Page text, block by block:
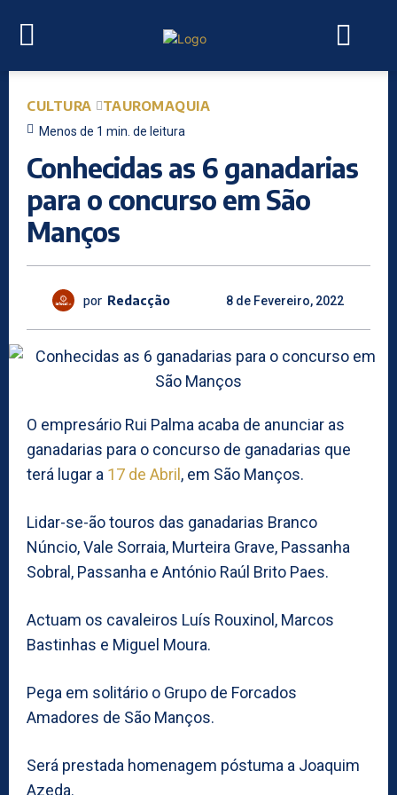
CULTURA TAUROMAQUIA
Menos de 1 min. de leitura
Conhecidas as 6 ganadarias
para o concurso em São
Manços
por Redacção 8 de Fevereiro, 2022
O empresário Rui Palma acaba de anunciar as
ganadarias para o concurso de ganadarias que
terá lugar a 17 de Abril , em São Manços.
Lidar-se-ão touros das ganadarias Branco
Núncio, Vale Sorraia, Murteira Grave, Passanha
Sobral, Passanha e António Raúl Brito Paes.
Actuam os cavaleiros Luís Rouxinol, Marcos
Bastinhas e Miguel Moura.
Pega em solitário o Grupo de Forcados
Amadores de São Manços.
Será prestada homenagem póstuma a Joaquim
Azeda.